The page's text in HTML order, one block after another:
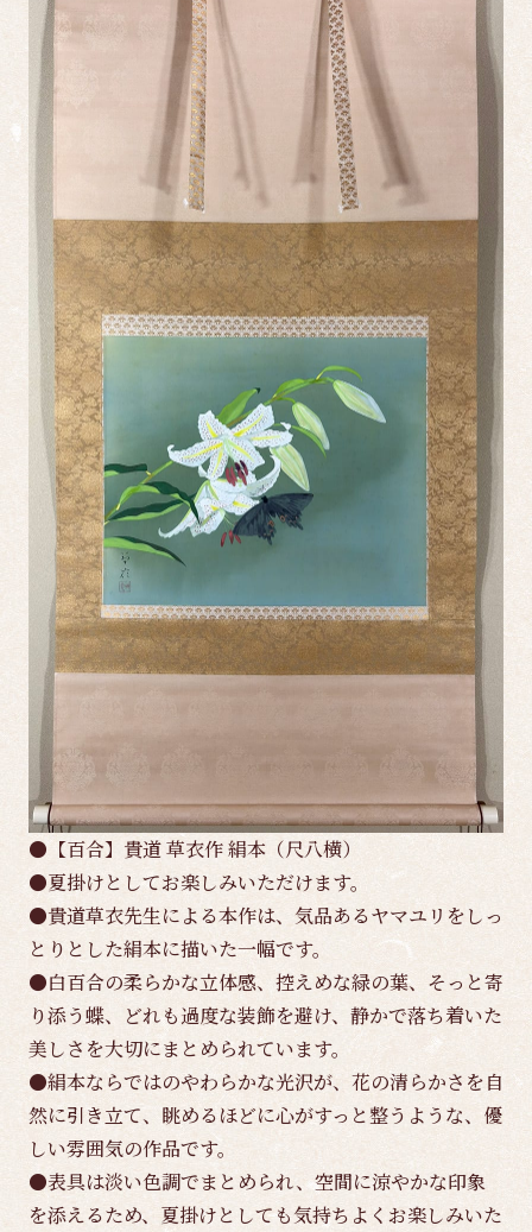
●【百合】貴道 草衣作 絹本（尺八横）
●夏掛けとしてお楽しみいただけます。
●貴道草衣先生による本作は、気品あるヤマユリをしっ
とりとした絹本に描いた一幅です。
●白百合の柔らかな立体感、控えめな緑の葉、そっと寄
り添う蝶、どれも過度な装飾を避け、静かで落ち着いた
美しさを大切にまとめられています。
●絹本ならではのやわらかな光沢が、花の清らかさを自
然に引き立て、眺めるほどに心がすっと整うような、優
しい雰囲気の作品です。
●表具は淡い色調でまとめられ、空間に涼やかな印象
を添えるため、夏掛けとしても気持ちよくお楽しみいた